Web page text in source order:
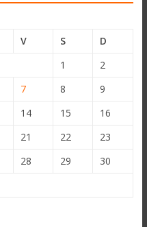
V S
D
1
2
7 8
9
14 15
16
21 22
23
28 29
30